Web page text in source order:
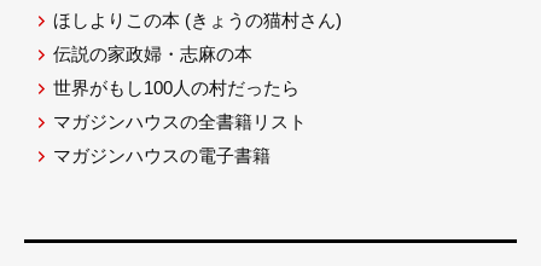
ほしよりこの本 (きょうの猫村さん)
伝説の家政婦・志麻の本
世界がもし100人の村だったら
マガジンハウスの全書籍リスト
マガジンハウスの電子書籍